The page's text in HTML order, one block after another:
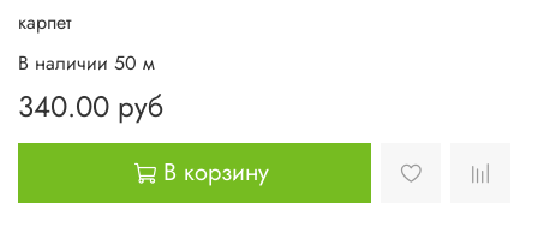
карпет
В наличии 50 м
340.00 руб
В корзину